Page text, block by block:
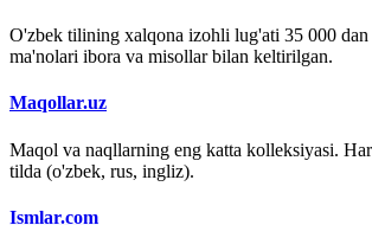
O'zbek tilining xalqona izohli lug'ati 35 000
ma'nolari ibora va misollar bilan keltirilgan.
Maqollar.uz
Maqol va naqllarning eng katta kolleksiyasi.
tilda (o'zbek, rus, ingliz).
Ismlar.com